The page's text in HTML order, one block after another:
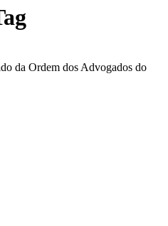
da Ordem dos Advogados do